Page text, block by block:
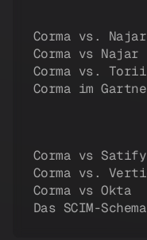
Corma vs. Najar
Corma vs Najar
Corma vs. Torii
Corma im
Corma vs Satify
Corma vs.
Corma vs Okta
Das SCIM-Schema